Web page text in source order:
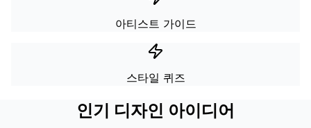
아티스트 가이드
스타일 퀴즈
인기 디자인 아이디어